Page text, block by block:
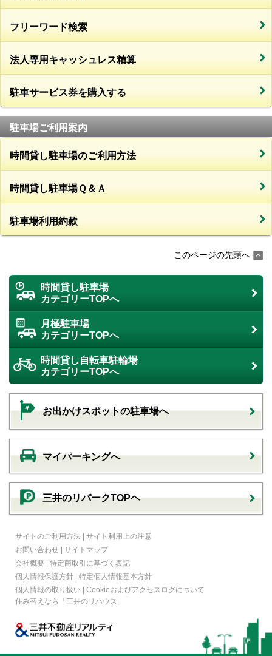
フリーワード検索
法人専用キャッシュレス精算
駐車サービス券を購入する
駐車場ご利用案内
時間貸し駐車場のご利用方法
時間貸し駐車場Ｑ＆Ａ
駐車場利用約款
このページの先頭へ
時間貸し駐車場
カテゴリーTOPへ
月極駐車場
カテゴリーTOPへ
時間貸し自転車駐輪場
カテゴリーTOPへ
お出かけスポットの駐車場へ
マイパーキングへ
三井のリパークTOPヘ
サイトのご利用方法 | サイト利用上の注意
お問い合わせ | サイトマップ
会社概要 | 特定商取引に基づく表記
個人情報保護方針 | 特定個人情報基本方針
個人情報の取り扱い | Cookieおよびアクセスログについて
住み替えなら
「三井のリハウス」